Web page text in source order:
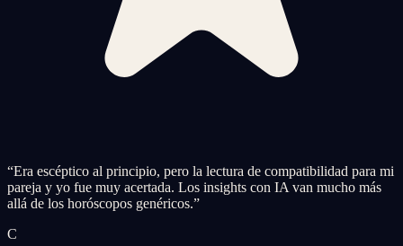
“Era escéptico al principio, pero la lectura de compatibilidad para mi
pareja y yo fue muy acertada. Los insights con IA van mucho más
allá de los horóscopos genéricos.”
C